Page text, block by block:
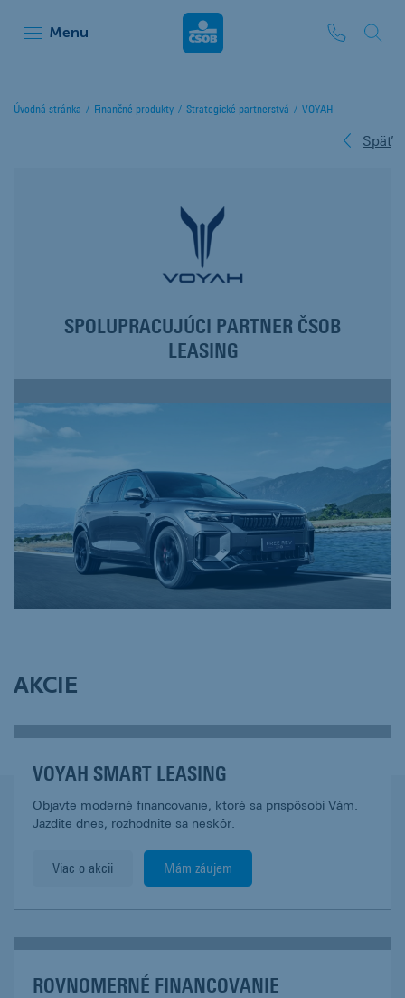
Menu ČSOB Leasing
Úvodná stránka Finančné produkty Strategické partnerstvá VOYAH
Späť
SPOLUPRACUJÚCI PARTNER ČSOB
LEASING
AKCIE
VOYAH SMART LEASING
Objavte moderné financovanie, ktoré sa prispôsobí Vám.
Jazdite dnes, rozhodnite sa neskôr.
Viac o akcii Mám záujem
ROVNOMERNÉ FINANCOVANIE